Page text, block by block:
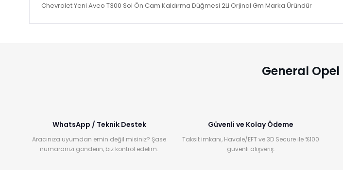
Chevrolet Yeni Aveo T300 Sol Ön Cam Kaldırma Düğmesi 2Li Orjinal Gm Marka Üründür
General Opel
WhatsApp / Teknik Destek
Aracınıza uyumdan emin değil misiniz? Şase
numaranızı gönderin, biz kontrol edelim.
Güvenli ve Kolay Ödeme
Taksit imkanı, Havale/EFT ve 3D Secure ile %100
güvenli alışveriş.